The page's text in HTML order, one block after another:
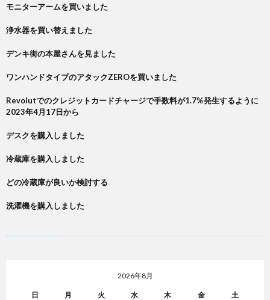
モニターアームを買いました
浄水器を買い替えました
デンキ街の本屋さんを見ました
ワンハンドタイプのアタックZEROを買いました
Revolutでのクレジットカードチャージで手数料が1.7%発生するように
2023年4月17日から
デスクを購入しました
冷蔵庫を購入しました
どの冷蔵庫が良いか検討する
洗濯機を購入しました
2026年8月
日 月 火 水 木 金 土